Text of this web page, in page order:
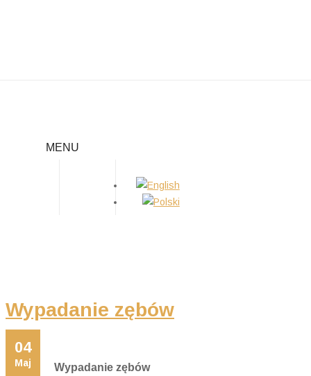
MENU
Porady
/
Wypadanie zębów
Wypadanie zębów
04
Maj Wypadanie zębów